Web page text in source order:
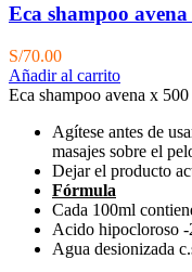
Eca shampoo
S/70.00
Añadir al carrito
Eca shampoo avena x
Agítese antes de
masajes sobre el
Dejar el producto
Fórmula
Cada 100ml
Acido hipocloroso -
Agua desionizada